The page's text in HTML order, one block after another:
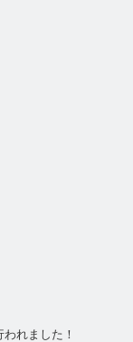
れました！